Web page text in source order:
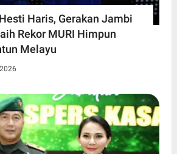
Haris, Gerakan Jambi
Rekor MURI Himpun
Melayu